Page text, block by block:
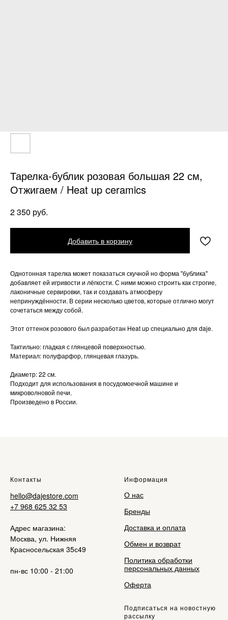
Тарелка-бублик розовая большая 22 см,
Отжигаем / Heat up ceramics
2 350 руб.
Добавить в корзину
Однотонная тарелка может показаться скучной но форма "бублика"
добавляет ей игривости и лёгкости. С ними можно строить как строгие,
лаконичные сервировки, так и создавать атмосферу
непринуждённости. В серии несколько цветов, которые отлично могут
сочетаться между собой.
Этот оттенок розового был разработан Heat up специально для daje.
Тактильно: гладкая с глянцевой поверхностью.
Материал: полуфарфор, глянцевая глазурь.
Диаметр: 22 см.
Подходит для использования в посудомоечной машине и
микроволновой печи.
Произведено в России.
Контакты
hello@dajestore.com
+7 968 625 32 53
Адрес магазина:
Москва, ул. Нижняя
Красносельская 35с49
пн-вс 10:00 - 21:00
Информация
О нас
Бренды
Доставка и оплата
Обмен и возврат
Политика обработки
персональных данных
Оферта
Подписаться на новостную
рассылку